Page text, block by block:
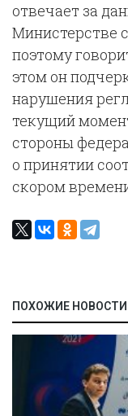
отвечает за
Министерстве
поэтому
этом он
нарушения
текущий
стороны
о принятии
скором
ПОХОЖИЕ НОВОСТИ